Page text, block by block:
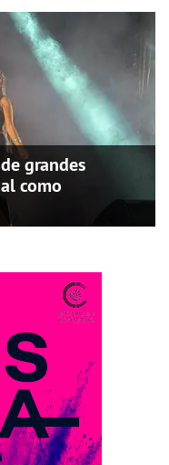
grandes
como